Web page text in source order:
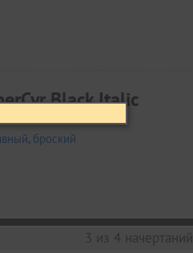
Black Italic
, броский
3 из 4 начертаний